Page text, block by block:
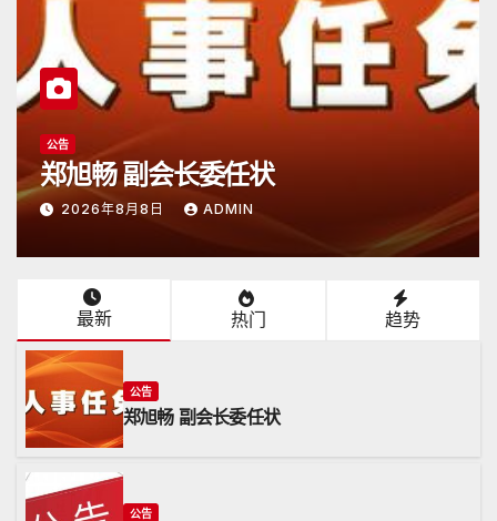
公告
日本潮汕总商会开放申请
2026年6月15日 ADMIN
最新 热门 趋势
公告
郑旭畅 副会长委任状
公告